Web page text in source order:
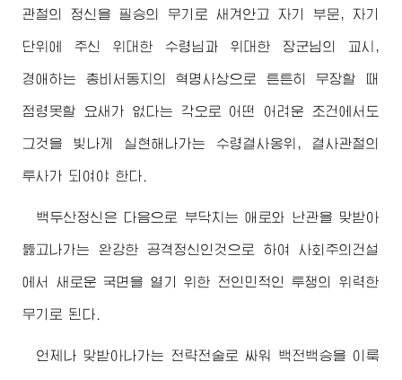
관철의 정신을 필승의 무기로 새겨안고 자기 부문, 자기
단위에 주신 위대한 수령님 과 위대한 장군님 의 교시,
경애하는 총비서동지 의 혁명사상으로 튼튼히 무장할 때
점령못할 요새가 없다는 각오로 어떤 어려운 조건에서도
그것을 빛나게 실현해나가는 수령 결사옹위, 결사관철의
투사가 되여야 한다.
백두산정신은 다음으로 부닥치는 애로와 난관을 맞받아
뚫고나가는 완강한 공격정신인것으로 하여 사회주의건설
에서 새로운 국면을 열기 위한 전인민적인 투쟁의 위력한
무기로 된다.
언제나 맞받아나가는 전략전술로 싸워 백전백승을 이룩